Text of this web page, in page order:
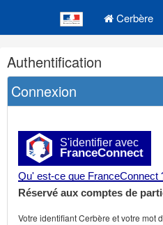
Cerbère
Navigation
et
outils
annexes
Authentification
Connexion
S'identifier avec
FranceConnect
Qu' est-ce que FranceConnect
Réservé aux comptes de
Votre identifiant Cerbère et votre mot